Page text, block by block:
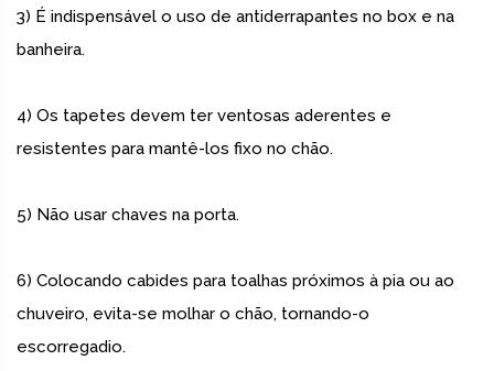
3) É indispensável o uso de antiderrapantes no box e na
banheira.
4) Os tapetes devem ter ventosas aderentes e
resistentes para mantê-los fixo no chão.
5) Não usar chaves na porta.
6) Colocando cabides para toalhas próximos à pia ou ao
chuveiro, evita-se molhar o chão, tornando-o
escorregadio.